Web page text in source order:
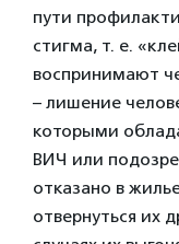
пути
стигма, т. е.
воспринимают
– лишение
которыми
ВИЧ или
отказано в
отвернуться их